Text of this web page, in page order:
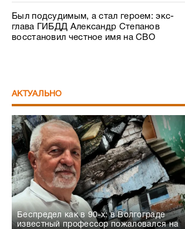
Был подсудимым, а стал героем: экс-
глава ГИБДД Александр Степанов
восстановил честное имя на СВО
АКТУАЛЬНО
Беспредел как в 90-х: в Волгограде
известный профессор пожаловался на